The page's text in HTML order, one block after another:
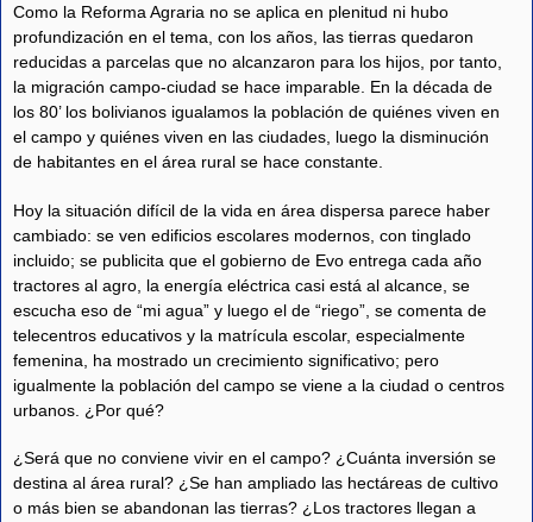
Como la Reforma Agraria no se aplica en plenitud ni hubo
profundización en el tema, con los años, las tierras quedaron
reducidas a parcelas que no alcanzaron para los hijos, por tanto,
la migración campo-ciudad se hace imparable. En la década de
los 80’ los bolivianos igualamos la población de quiénes viven en
el campo y quiénes viven en las ciudades, luego la disminución
de habitantes en el área rural se hace constante.
Hoy la situación difícil de la vida en área dispersa parece haber
cambiado: se ven edificios escolares modernos, con tinglado
incluido; se publicita que el gobierno de Evo entrega cada año
tractores al agro, la energía eléctrica casi está al alcance, se
escucha eso de “mi agua” y luego el de “riego”, se comenta de
telecentros educativos y la matrícula escolar, especialmente
femenina, ha mostrado un crecimiento significativo; pero
igualmente la población del campo se viene a la ciudad o centros
urbanos. ¿Por qué?
¿Será que no conviene vivir en el campo? ¿Cuánta inversión se
destina al área rural? ¿Se han ampliado las hectáreas de cultivo
o más bien se abandonan las tierras? ¿Los tractores llegan a